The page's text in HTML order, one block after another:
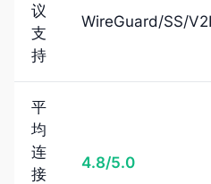
议
支
持
WireGuard/SS/
平
均
连
接
4.8/5.0